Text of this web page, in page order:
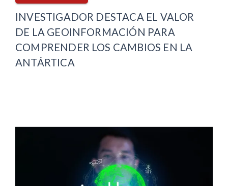
INVESTIGADOR DESTACA EL VALOR
DE LA GEOINFORMACIÓN PARA
COMPRENDER LOS CAMBIOS EN LA
ANTÁRTICA